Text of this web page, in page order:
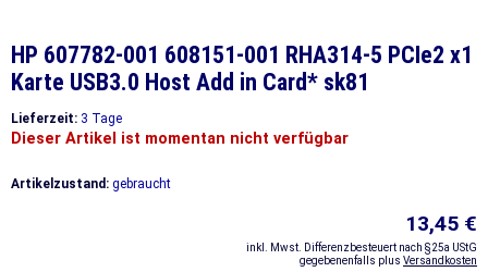
HP 607782-001 608151-001 RHA314-5 PCIe2 x1
Karte USB3.0 Host Add in Card* sk81
Lieferzeit: 3 Tage
Dieser Artikel ist momentan nicht verfügbar
Artikelzustand: gebraucht
13,45 €
inkl. Mwst. Differenzbesteuert nach §25a UStG
gegebenenfalls plus Versandkosten